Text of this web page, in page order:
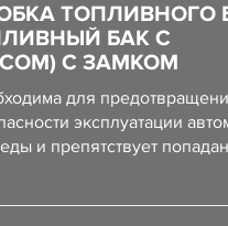
ТОПЛИВНОГО
БАК С
С ЗАМКОМ
для
эксплуатации
и препятствует